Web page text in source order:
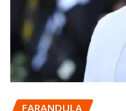
FARANDULA